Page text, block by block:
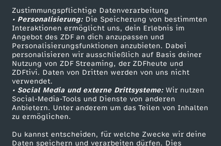
Zustimmungspflichtige Datenverarbeitung
• Personalisierung:Die Speicherung von bestimmten
Interaktionen ermöglicht uns, dein Erlebnis im
Angebot des ZDF an dich anzupassen und
Personalisierungsfunktionen anzubieten. Dabei
personalisieren wir ausschließlich auf Basis deiner
Nutzung von ZDF Streaming, der ZDFheute und
ZDFtivi. Daten von Dritten werden von uns nicht
verwendet.
• Social Media und externe Drittsysteme:Wir nutzen
Social-Media-Tools und Dienste von anderen
Anbietern. Unter anderem um das Teilen von Inhalten
zu ermöglichen.
Du kannst entscheiden, für welche Zwecke wir deine
Daten speichern und verarbeiten dürfen. Dies
e
r
B
i
d
e
Livestreams
Sendungen A-Z
TV-Programm
Zuschauerservice
Hilfe
ZDF Unternehmen
Karriere
ZDF goes Schule